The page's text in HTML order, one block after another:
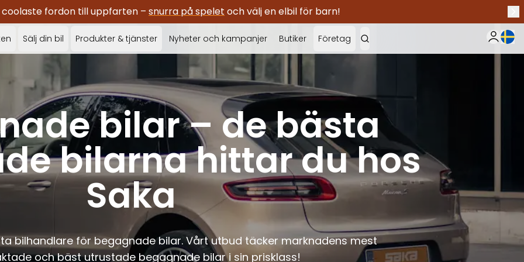
fordon till uppfarten – snurra på spelet och välj en elbil för barn!
Sälj din bil Produkter & tjänster Nyheter och kampanjer Butiker Företag Min Saka
bilar – de bästa
bilarna hittar du hos
Saka
bilhandlare för begagnade bilar. Vårt utbud täcker marknadens mest
och bäst utrustade begagnade bilar i sin prisklass!